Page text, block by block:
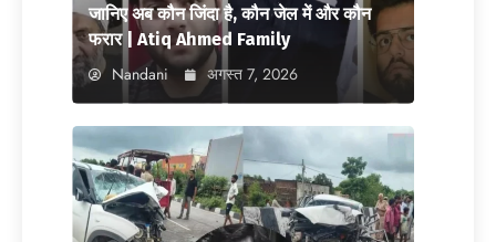
जानिए अब कौन जिंदा है, कौन जेल में और कौन
फरार | Atiq Ahmed Family
Nandani अगस्त 7, 2026